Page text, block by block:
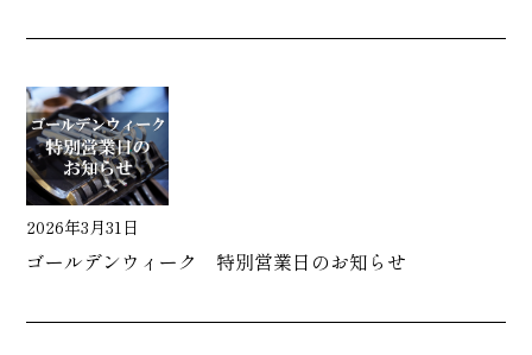
2026年3月31日
ゴールデンウィーク 特別営業日のお知らせ